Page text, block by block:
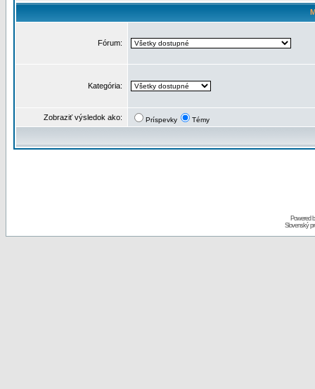
Fórum:
Kategória:
Zobraziť výsledok ako: Príspevky Témy
Powered
Slovenský